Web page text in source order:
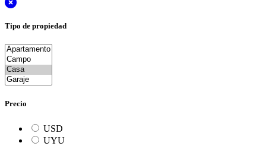
Tipo de propiedad
Precio
USD
UYU